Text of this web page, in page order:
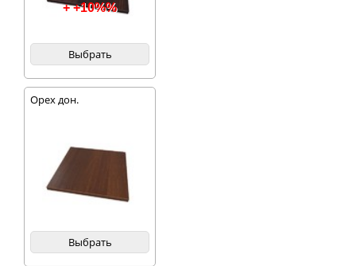
+ +10%%
Выбрать
Орех дон.
Выбрать